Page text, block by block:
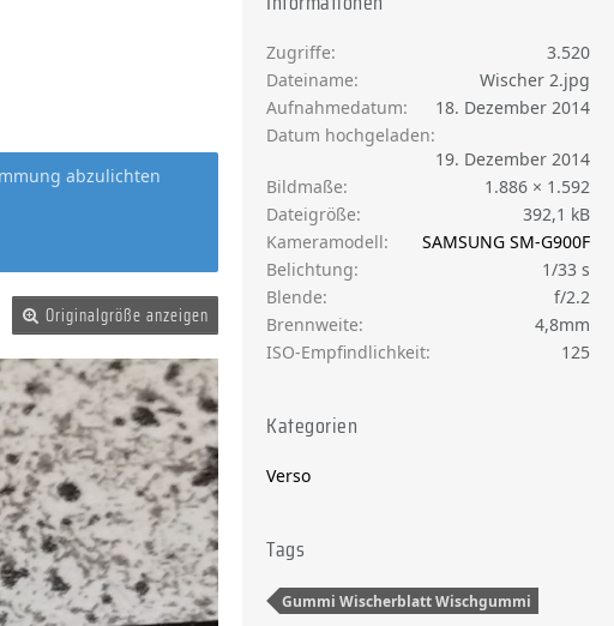
abzulichten
Originalgröße anzeigen
Zugriffe
3.520
Dateiname
Wischer 2.jpg
Aufnahmedatum
18. Dezember 2014
Datum hochgeladen
19. Dezember 2014
Bildmaße
1.886 × 1.592
Dateigröße
392,1 kB
Kameramodell
SAMSUNG SM-G900F
Belichtung
1/33 s
Blende
f/2.2
Brennweite
4,8mm
ISO-Empfindlichkeit
125
Kategorien
Verso
Tags
Gummi Wischerblatt Wischgummi